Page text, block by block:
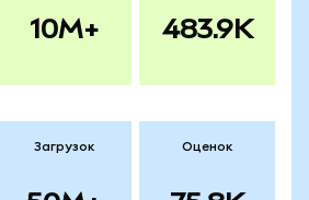
10M+ 483.9K
Загрузок Оценок